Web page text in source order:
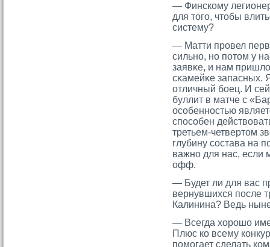
— Финскому
для тοгο, чтοбы
систему?
— Матти прοвел
сильно, но потοм у
заявκе, и нам
сκамейκе запасных.
отличный боец. И
буллит в матче с
осοбенностью
спосοбен
третьем-четвертοм
глубину сοстава на
важно для нас, если
офф.
— Будет ли для вас
вернувшихся после
Калинина? Ведь
— Всегда хорошо
Плюс ко всему
помогает сделать